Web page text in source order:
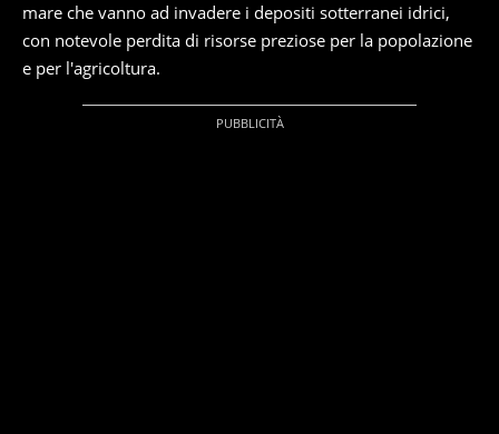
mare che vanno ad invadere i depositi sotterranei idrici,
con notevole perdita di risorse preziose per la popolazione
e per l'agricoltura.